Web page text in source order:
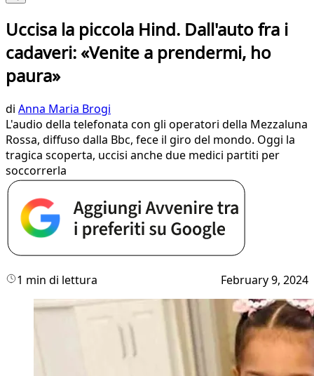
Uccisa la piccola Hind. Dall'auto fra i
cadaveri: «Venite a prendermi, ho
paura»
di Anna Maria Brogi
L'audio della telefonata con gli operatori della Mezzaluna
Rossa, diffuso dalla Bbc, fece il giro del mondo. Oggi la
tragica scoperta, uccisi anche due medici partiti per
soccorrerla
1 min di lettura February 9, 2024